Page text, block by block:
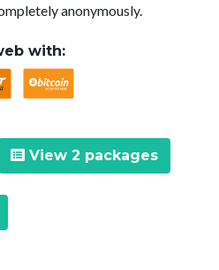
anonymously.
with:
View 2 packages